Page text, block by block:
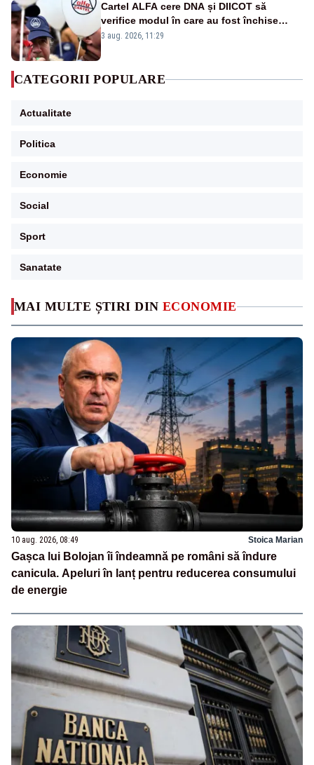
MAI MULTE ȘTIRI DIN ECONOMIE
10 aug. 2026, 08:49 Stoica Marian
Gașca lui Bolojan îi îndeamnă pe români să îndure
canicula. Apeluri în lanț pentru reducerea consumului
de energie
Cartel ALFA cere DNA și DIICOT să
verifice modul în care au fost închise
centralele pe cărbune
3 aug. 2026, 11:29
CATEGORII POPULARE
Actualitate
Politica
Economie
Social
Sport
Sanatate